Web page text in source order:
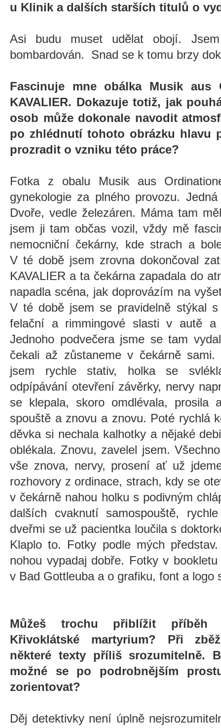
u Klinik a dalších starších titulů o
Asi budu muset udělat obojí.
bombardován. Snad se k tomu brzy
Fascinuje mne obálka Musik aus
KAVALIER. Dokazuje totiž, jak
osob může dokonale navodit
po zhlédnutí tohoto obrázku hlavu
prozradit o vzniku této práce?
Fotka z obalu Musik aus
gynekologie za plného provozu.
Dvoře, vedle železáren. Máma tam
jsem ji tam občas vozil, vždy mě
nemocniční čekárny, kde strach a
V té době jsem zrovna dokončoval
KAVALIER a ta čekárna zapadala do
napadla scéna, jak doprovázím na
V té době jsem se pravidelně stýkal
felační a rimmingové slasti v autě a
Jednoho podvečera jsme se tam
čekali až zůstaneme v čekárně
jsem rychle stativ, holka se
odpípávání otevření závěrky, nervy
se klepala, skoro omdlévala, prosila
spouště a znovu a znovu. Poté rychlá
děvka si nechala kalhotky a nějaké
oblékala. Znovu, zavelel jsem.
vše znova, nervy, prosení ať už
rozhovory z ordinace, strach, kdy se
v čekárně nahou holku s podivným
dalších cvaknutí samospouště,
dveřmi se už pacientka loučila s
Klaplo to. Fotky podle mých
nohou vypadaj dobře. Fotky v
v Bad Gottleuba a o grafiku, font a logo
Můžeš trochu přiblížit příběh
Křivoklátské martyrium? Při
některé texty příliš srozumitelně.
možné se po podrobnějším
zorientovat?
Děj detektivky není úplně